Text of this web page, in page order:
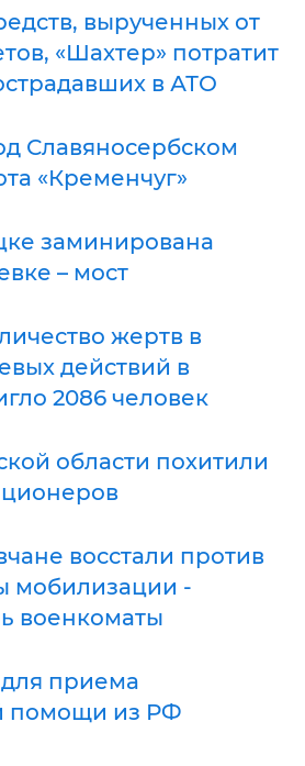
вырученных от
«Шахтер» потратит
в АТО
Славяносербском
«Кременчуг»
заминирована
– мост
жертв в
действий в
2086 человек
области похитили
восстали против
мобилизации -
военкоматы
приема
помощи из РФ